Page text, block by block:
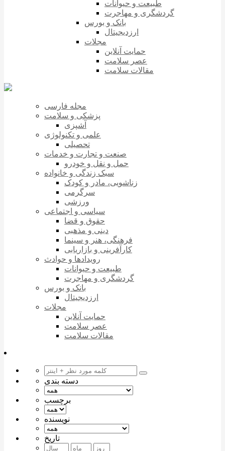
طبیعت و حیوانات
گردشگری و مهاجرت
بانک و بورس
ارزدیجیتال
مجلات
حمایت آنلاین
عصر سلامت
مقالات سلامت
مجله فارسی
پزشکی و سلامت
آشپزی
علمی و تکنولوژی
تحصیلی
صنعت و تجارت و خدمات
حمل و نقل و خودرو
سبک زندگی و خانواده
زناشویی، مادر و کودک
سرگرمی
ورزشی
سیاسی و اجتماعی
حقوق و قضا
دینی و مذهبی
فرهنگی، هنر و سینما
کارآفرینی و بازاریابی
رویدادها و حوادث
طبیعت و حیوانات
گردشگری و مهاجرت
بانک و بورس
ارزدیجیتال
مجلات
حمایت آنلاین
عصر سلامت
مقالات سلامت
دسته بندی
برچسب
نویسنده
تاریخ